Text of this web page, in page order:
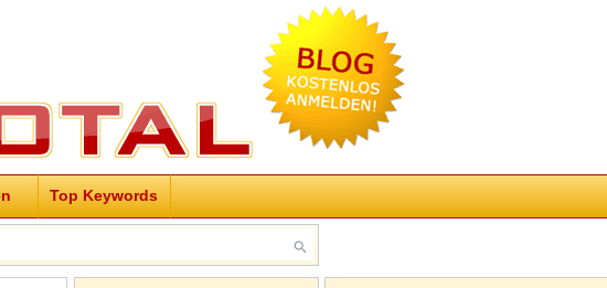
Top Keywords